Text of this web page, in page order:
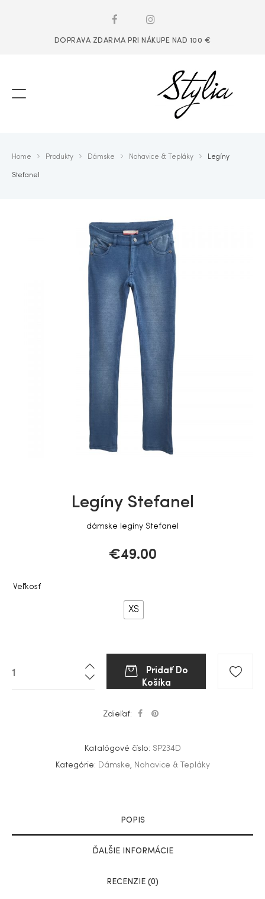
DOPRAVA ZDARMA PRI NÁKUPE NAD 100 €
Home Produkty Dámske Nohavice & Tepláky Legíny
Stefanel
Legíny Stefanel
dámske legíny Stefanel
€49.00
Veľkosť
XS
Pridať Do
Košíka
Zdieľať:
Katalógové číslo: SP234D
Kategórie: Dámske, Nohavice & Tepláky
POPIS
ĎALŠIE INFORMÁCIE
RECENZIE (0)